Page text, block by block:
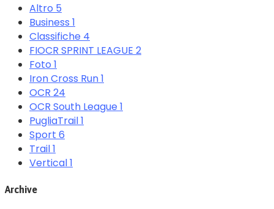
Altro 5
Business 1
Classifiche 4
FIOCR SPRINT LEAGUE 2
Foto 1
Iron Cross Run1
OCR 24
OCR South League1
PugliaTrail1
Sport 6
Trail1
Vertical1
Archive